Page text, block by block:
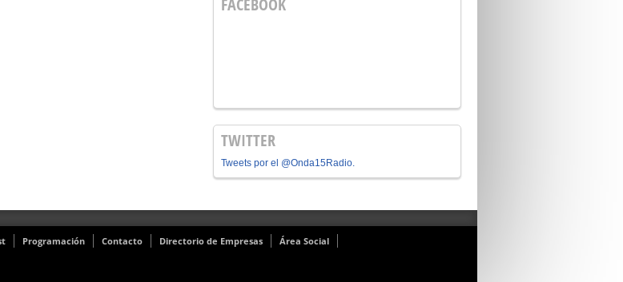
FACEBOOK
TWITTER
Tweets por el @Onda15Radio.
Programación Contacto Directorio de Empresas
Área Social